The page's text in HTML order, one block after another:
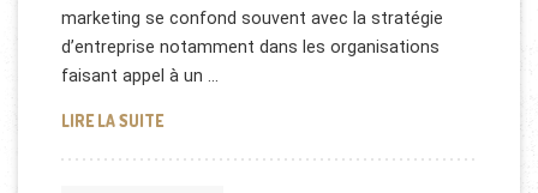
marketing se confond souvent avec la stratégie
d’entreprise notamment dans les organisations
faisant appel à un …
LIRE LA SUITEC’EST QUOI LE MARKETING STRATÉGIQUE